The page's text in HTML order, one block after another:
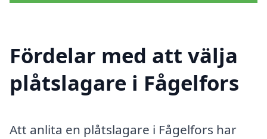
Fördelar med att välja
plåtslagare i Fågelfors
Att anlita en plåtslagare i Fågelfors har